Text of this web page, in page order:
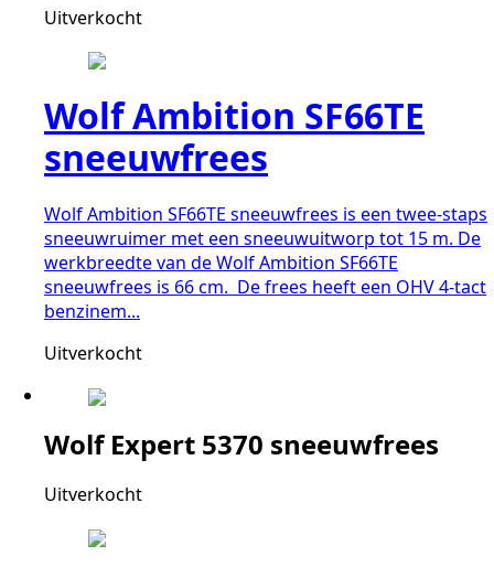
Uitverkocht
Wolf Ambition SF66TE
sneeuwfrees
Wolf Ambition SF66TE sneeuwfrees is een twee-staps
sneeuwruimer met een sneeuwuitworp tot 15 m. De
werkbreedte van de Wolf Ambition SF66TE
sneeuwfrees is 66 cm. De frees heeft een OHV 4-tact
benzinem...
Uitverkocht
Wolf Expert 5370 sneeuwfrees
Uitverkocht